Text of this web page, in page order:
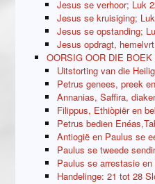
Jesus se verhoor; Luk
Jesus se kruisiging;
Jesus se opstanding;
Jesus opdragt,
OORSIG OOR DIE BOEK
Uitstorting van die
Petrus genees, preek
Annanias, Saffira,
Filippus, Ethiòpiër en
Petrus bedien
Antiogië en Paulus se
Paulus se tweede
Paulus se arrestasie
Handelinge: 21 tot 28